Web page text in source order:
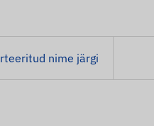
nime järgi